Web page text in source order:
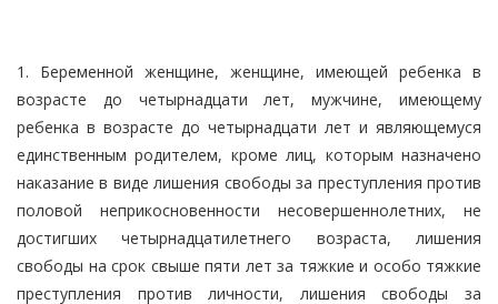
1. Беременной женщине, женщине, имеющей ребенка в
возрасте до четырнадцати лет, мужчине, имеющему
ребенка в возрасте до четырнадцати лет и являющемуся
единственным родителем, кроме лиц, которым назначено
наказание в виде лишения свободы за преступления против
половой неприкосновенности несовершеннолетних, не
достигших четырнадцатилетнего возраста, лишения
свободы на срок свыше пяти лет за тяжкие и особо тяжкие
преступления против личности, лишения свободы за